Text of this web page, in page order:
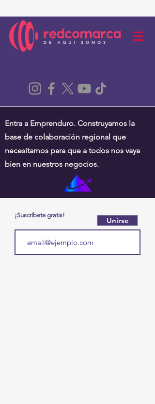
Entra a Emprenduro. Construyamos la
base de colaboración regional que
necesitamos para que a todos nos vaya
bien en nuestros negocios.
¡Suscríbete gratis!
Unirse